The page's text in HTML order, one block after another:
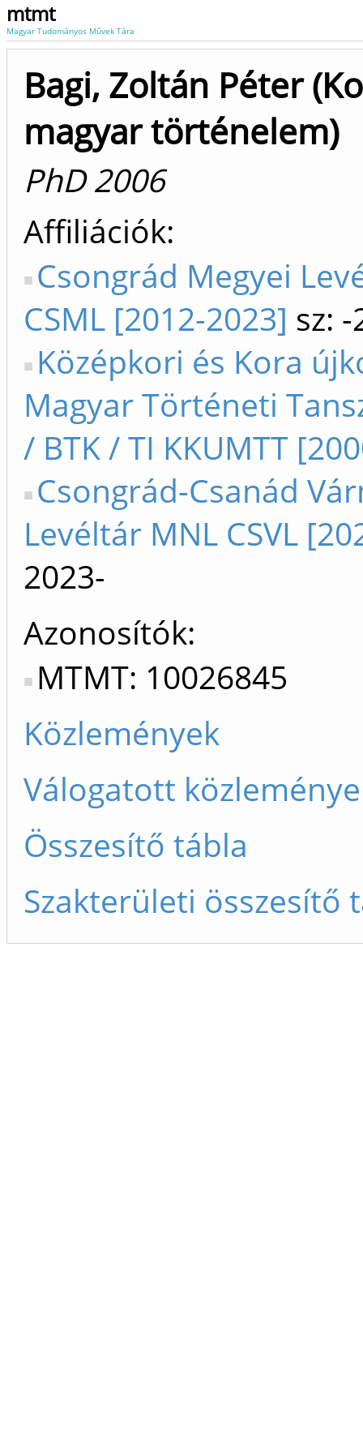
mtmt
Magyar Tudományos Művek Tára
Bagi, Zoltán Péter
magyar történelem)
PhD 2006
Affiliációk
Csongrád Megyei
CSML [2012-2023] sz:
Középkori és Kora
Magyar Történeti
/ BTK / TI KKUMTT
Csongrád-Csanád
Levéltár MNL CSVL
2023-
Azonosítók
MTMT: 10026845
Közlemények
Válogatott
Összesítő tábla
Szakterületi összesítő